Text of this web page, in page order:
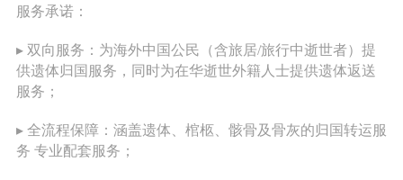
服务承诺：
▸ 双向服务：为海外中国公民（含旅居/旅行中逝世者）提
供遗体归国服务，同时为在华逝世外籍人士提供遗体返送
服务；
▸ 全流程保障：涵盖遗体、棺柩、骸骨及骨灰的归国转运服
务 专业配套服务；